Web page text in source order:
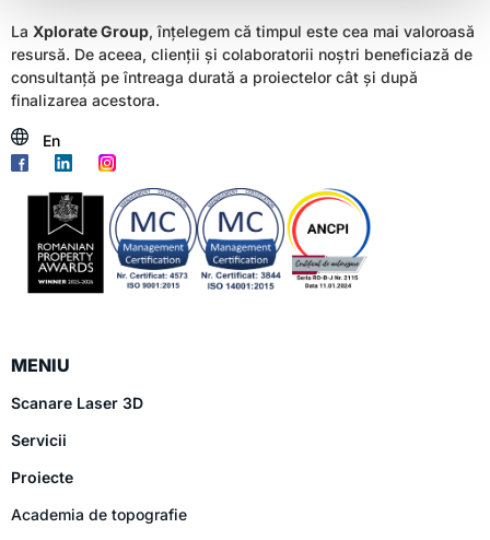
La Xplorate Group, înțelegem că timpul este cea mai valoroasă
resursă. De aceea, clienții și colaboratorii noștri beneficiază de
consultanță pe întreaga durată a proiectelor cât și după
finalizarea acestora.
En
MENIU
Scanare Laser 3D
Servicii
Proiecte
Academia de topografie